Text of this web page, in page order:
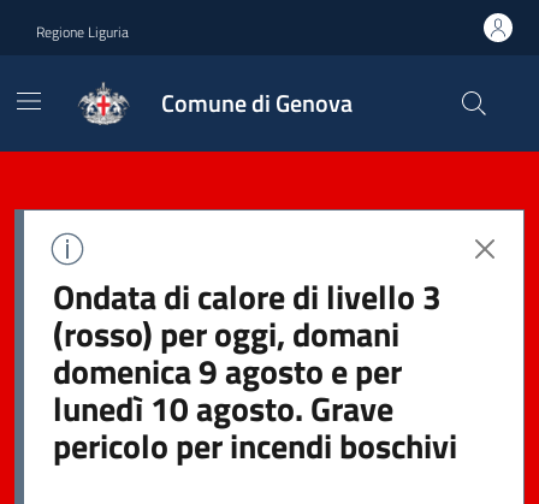
Regione Liguria
Comune di Genova
Ondata di calore di livello 3
(rosso) per oggi, domani
domenica 9 agosto e per
lunedì 10 agosto. Grave
pericolo per incendi boschivi